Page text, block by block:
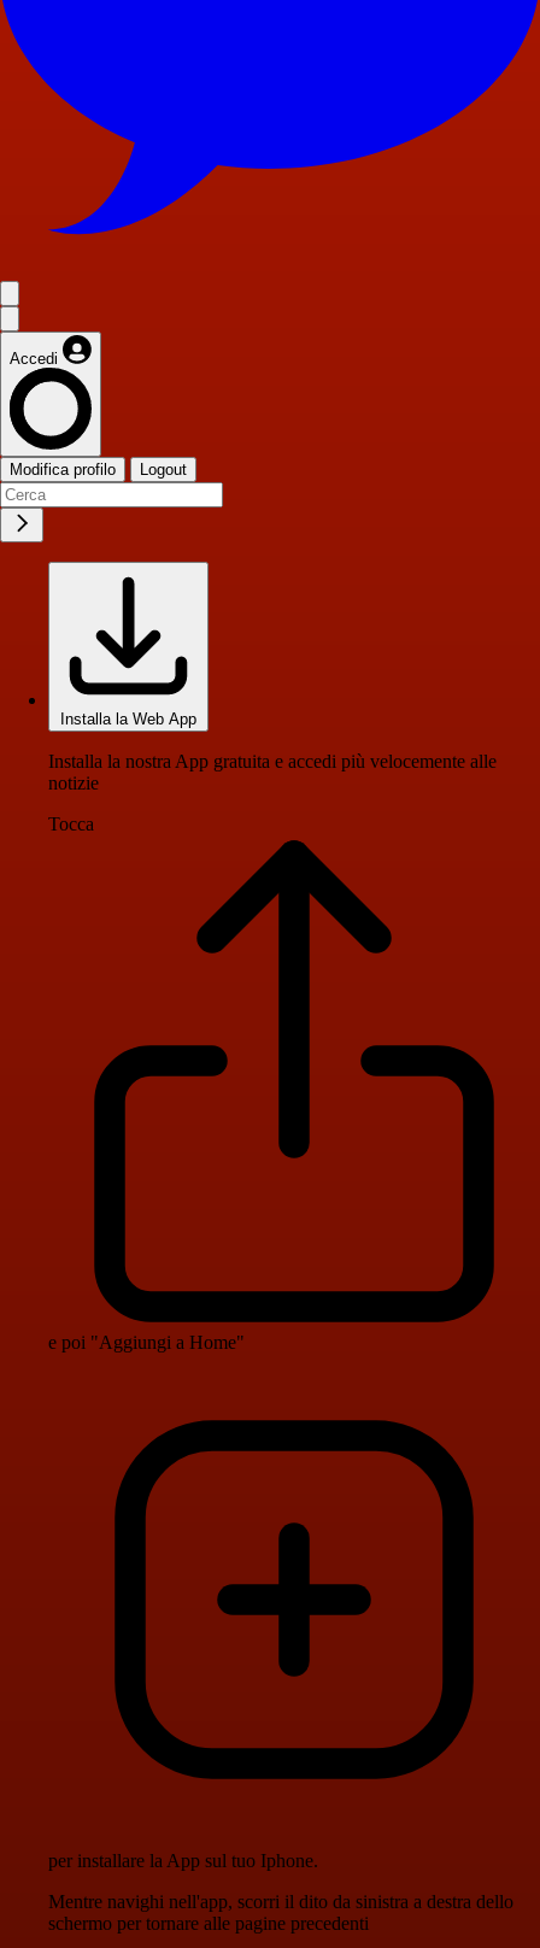
Accedi
Modifica profilo Logout
Installa la Web App
Installa la nostra App gratuita e accedi più velocemente alle
notizie
Tocca
e poi "Aggiungi a Home"
per installare la App sul tuo Iphone.
Mentre navighi nell'app, scorri il dito da sinistra a destra dello
schermo per tornare alle pagine precedenti